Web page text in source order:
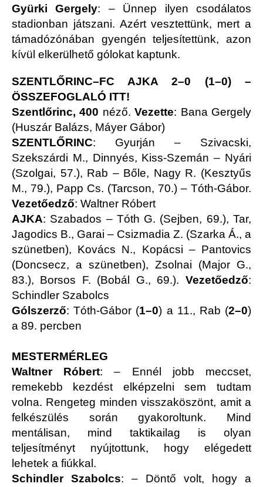
Gyürki Gergely: – Ünnep ilyen csodálatos
stadionban játszani. Azért vesztettünk, mert a
támadózónában gyengén teljesítettünk, azon
kívül elkerülhető gólokat kaptunk.
SZENTLŐRINC–FC AJKA 2–0 (1–0) –
ÖSSZEFOGLALÓ ITT!
Szentlőrinc, 400 néző.Vezette: Bana Gergely
(Huszár Balázs, Máyer Gábor)
SZENTLŐRINC: Gyurján – Szivacski,
Szekszárdi M., Dinnyés, Kiss-Szemán – Nyári
(Szolgai, 57.), Rab – Bőle, Nagy R. (Kesztyűs
M., 79.), Papp Cs. (Tarcson, 70.) – Tóth-Gábor.
Vezetőedző: Waltner Róbert
AJKA: Szabados – Tóth G. (Sejben, 69.), Tar,
Jagodics B., Garai – Csizmadia Z. (Szarka Á., a
szünetben), Kovács N., Kopácsi – Pantovics
(Doncsecz, a szünetben), Zsolnai (Major G.,
83.), Borsos F. (Bobál G., 69.). Vezetőedző:
Schindler Szabolcs
Gólszerző: Tóth-Gábor (1–0) a 11., Rab (2–0)
a 89. percben
MESTERMÉRLEG
Waltner Róbert: – Ennél jobb meccset,
remekebb kezdést elképzelni sem tudtam
volna. Rengeteg minden visszaköszönt, amit a
felkészülés során gyakoroltunk. Mind
mentálisan, mind taktikailag is olyan
teljesítményt nyújtottunk, hogy elégedett
lehetek a fiúkkal.
Schindler Szabolcs: – Döntő volt, hogy a